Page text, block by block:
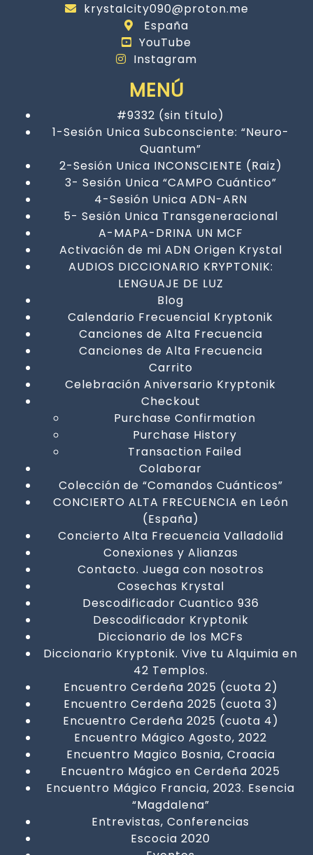
krystalcity090@proton.me
España
YouTube
Instagram
MENÚ
#9332 (sin título)
1-Sesión Unica Subconsciente: “Neuro-
Quantum”
2-Sesión Unica INCONSCIENTE (Raiz)
3- Sesión Unica “CAMPO Cuántico”
4-Sesión Unica ADN-ARN
5- Sesión Unica Transgeneracional
A-MAPA-DRINA UN MCF
Activación de mi ADN Origen Krystal
AUDIOS DICCIONARIO KRYPTONIK:
LENGUAJE DE LUZ
Blog
Calendario Frecuencial Kryptonik
Canciones de Alta Frecuencia
Canciones de Alta Frecuencia
Carrito
Celebración Aniversario Kryptonik
Checkout
Purchase Confirmation
Purchase History
Transaction Failed
Colaborar
Colección de “Comandos Cuánticos”
CONCIERTO ALTA FRECUENCIA en León
(España)
Concierto Alta Frecuencia Valladolid
Conexiones y Alianzas
Contacto. Juega con nosotros
Cosechas Krystal
Descodificador Cuantico 936
Descodificador Kryptonik
Diccionario de los MCFs
Diccionario Kryptonik. Vive tu Alquimia en
42 Templos.
Encuentro Cerdeña 2025 (cuota 2)
Encuentro Cerdeña 2025 (cuota 3)
Encuentro Cerdeña 2025 (cuota 4)
Encuentro Mágico Agosto, 2022
Encuentro Magico Bosnia, Croacia
Encuentro Mágico en Cerdeña 2025
Encuentro Mágico Francia, 2023. Esencia
“Magdalena”
Entrevistas, Conferencias
Escocia 2020